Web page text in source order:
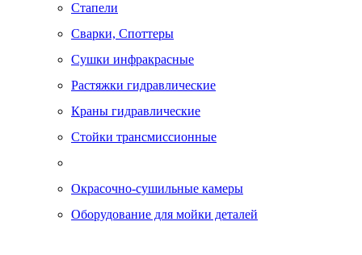
Стапели
Сварки, Cпоттеры
Сушки инфракрасные
Растяжки гидравлические
Краны гидравлические
Стойки трансмиссионные
Окрасочно-сушильные камеры
Оборудование для мойки деталей